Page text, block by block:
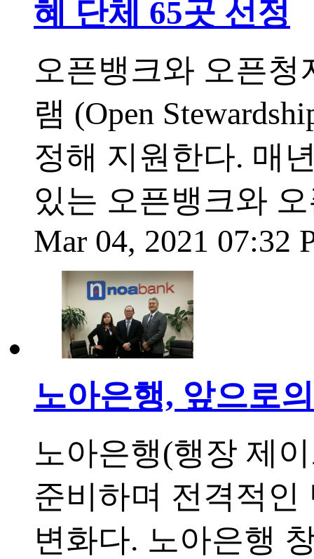
혜 단체 65곳 선정
오픈뱅크와 오픈청
램 (Open
정해 지원한다. 매
있는 오픈뱅크와
Mar 04, 2021 07:32
노아은행, 앞으로
노아은행(행장 제
준비하며 전격적인
변화다. 노아은행